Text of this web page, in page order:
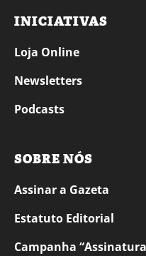
INICIATIVAS
Loja Online
Newsletters
Podcasts
SOBRE NÓS
Assinar a Gazeta
Estatuto Editorial
Campanha